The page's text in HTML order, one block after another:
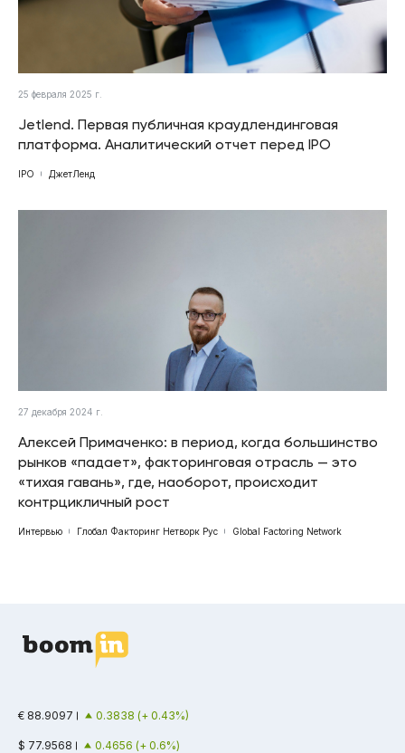
25 февраля 2025 г.
Jetlend. Первая публичная краудлендинговая
платформа. Аналитический отчет перед IPO
IPO ДжетЛенд
27 декабря 2024 г.
Алексей Примаченко: в период, когда большинство
рынков «падает», факторинговая отрасль — это
«тихая гавань», где, наоборот, происходит
контрцикличный рост
Интервью Глобал Факторинг Нетворк Рус Global Factoring Network
€ 88.9097 0.3838 (+ 0.43%)
$ 77.9568 0.4656 (+ 0.6%)